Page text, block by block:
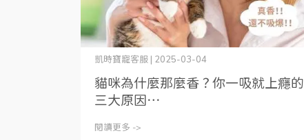
凱時寶寵客服 | 2025-03-04
貓咪為什麼那麼香？你一吸就上癮的
三大原因⋯
閱讀更多 ->